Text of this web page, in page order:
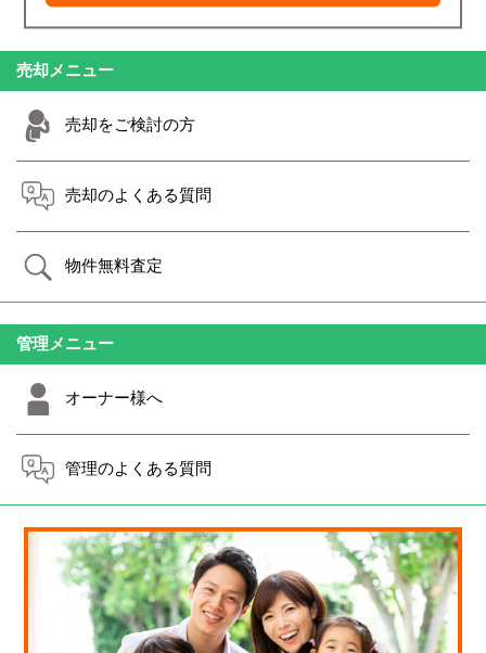
売却メニュー
売却をご検討の方
売却のよくある質問
物件無料査定
管理メニュー
オーナー様へ
管理のよくある質問